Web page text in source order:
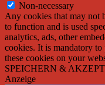
Non-necessary
Any cookies that may not
to function and is used
analytics, ads, other
cookies. It is mandatory
these cookies on your
SPEICHERN &
Anzeige